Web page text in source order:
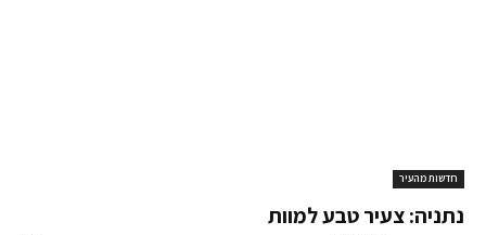
חדשות מהעיר
נתניה: צעיר טבע למוות